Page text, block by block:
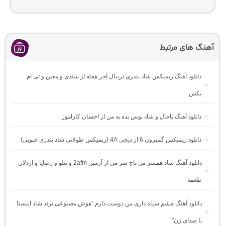
آهنگ های مرتبط
دانلود آهنگ ریمیکس شاد بندری تریبال آخر هفته از سندی و معین و تی ام
بکس
دانلود آهنگ باحال و شاد بوس بده به من از احسان کاراموز
دانلود ریمیکس گمبرون 6 از دیجی 4A (ریمیکس طولانی شاد بندری جنوبی)
دانلود آهنگ شاد همسر من تاج سر من از آرمین 2afm و تتلو و رضایا و اردلان
طعمه
دانلود آهنگ چشم سیاه داری من دوست دارم “هوش مصنوعی ترند شاد اینستا
با صدای زن”